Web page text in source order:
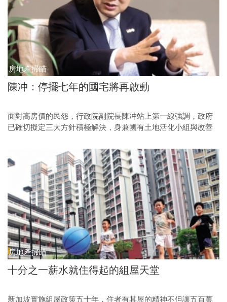
房地產掃瞄
陳冲：停擺七年的國宅將再啟動
面對高房價的民怨，行政院副院長陳冲站上第一線強調，政府
已確切擬定三大方針積極解決，身兼國有土地活化小組與改善
推動這個至少需時數十年的政策，各界正拭目以待。
房地產掃瞄
十分之一薪水就住得起的組屋天堂
新加坡實施組屋政策五十年，住者有其屋的精神不但讓五百萬